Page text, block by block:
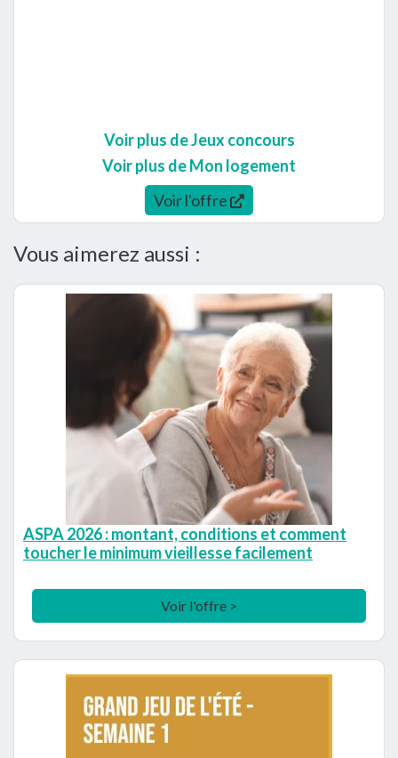
Voir plus de Jeux concours
Voir plus de Mon logement
Voir l'offre
Vous aimerez aussi :
ASPA 2026 : montant, conditions et comment
toucher le minimum vieillesse facilement
Voir l'offre >